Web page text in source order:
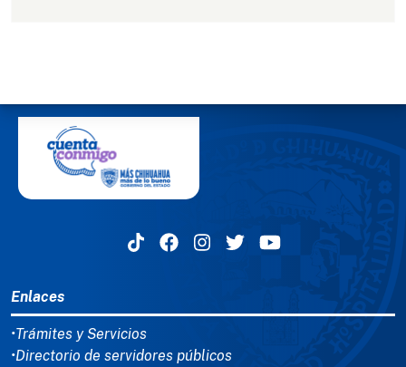
Enlaces
•Trámites y Servicios
•Directorio de servidores públicos